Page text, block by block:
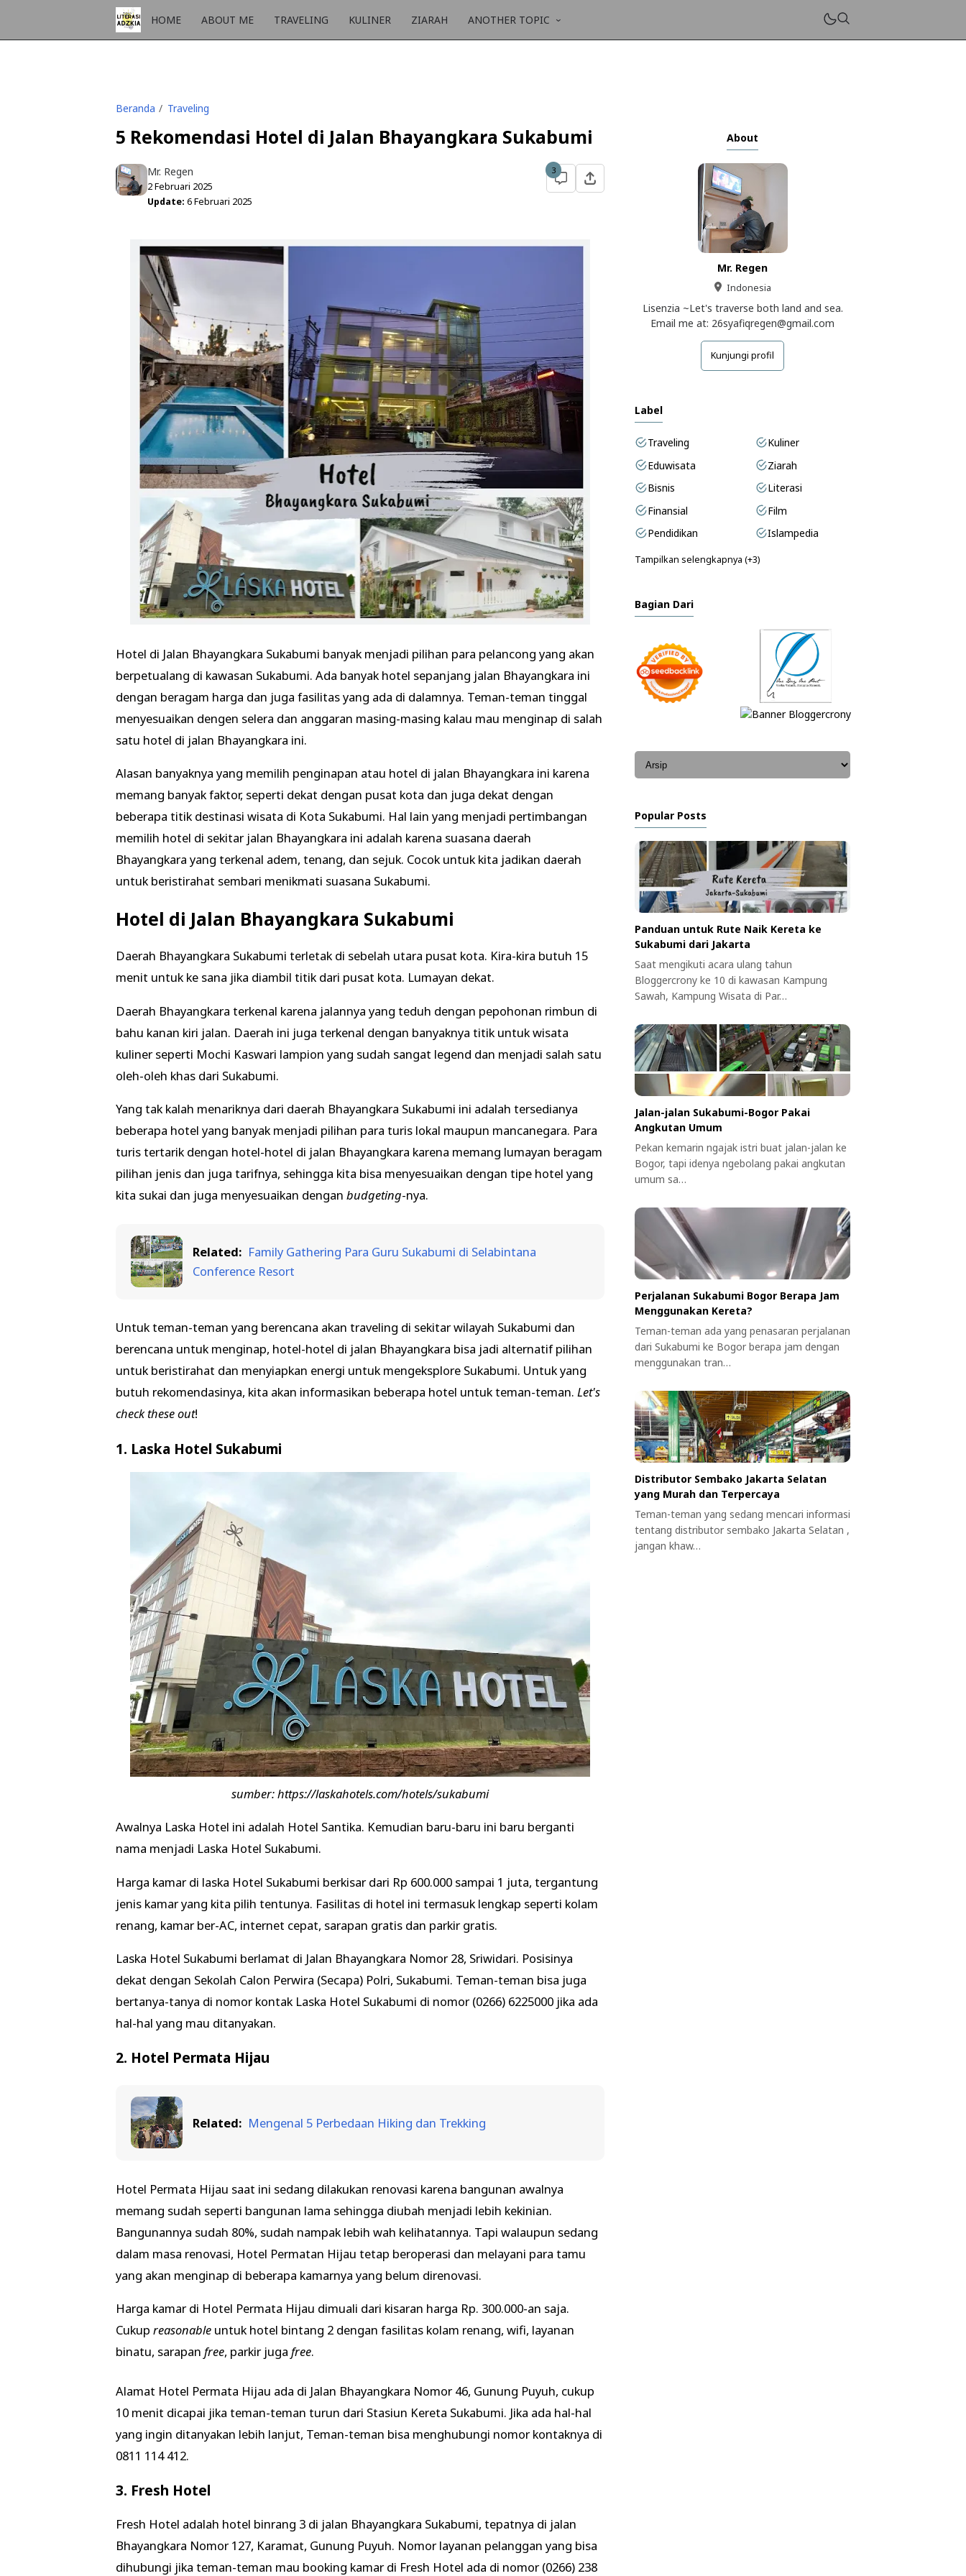
HOME ABOUT ME TRAVELING KULINER ZIARAH ANOTHER TOPIC
Beranda Traveling
5 Rekomendasi Hotel di Jalan Bhayangkara Sukabumi
Mr. Regen
2 Februari 2025
Update: 6 Februari 2025
3
Hotel di Jalan Bhayangkara Sukabumi banyak menjadi pilihan para pelancong yang akan
berpetualang di kawasan Sukabumi. Ada banyak hotel sepanjang jalan Bhayangkara ini
dengan beragam harga dan juga fasilitas yang ada di dalamnya. Teman-teman tinggal
menyesuaikan dengen selera dan anggaran masing-masing kalau mau menginap di salah
satu hotel di jalan Bhayangkara ini.
Alasan banyaknya yang memilih penginapan atau hotel di jalan Bhayangkara ini karena
memang banyak faktor, seperti dekat dengan pusat kota dan juga dekat dengan
beberapa titik destinasi wisata di Kota Sukabumi. Hal lain yang menjadi pertimbangan
memilih hotel di sekitar jalan Bhayangkara ini adalah karena suasana daerah
Bhayangkara yang terkenal adem, tenang, dan sejuk. Cocok untuk kita jadikan daerah
untuk beristirahat sembari menikmati suasana Sukabumi.
Hotel di Jalan Bhayangkara Sukabumi
Daerah Bhayangkara Sukabumi terletak di sebelah utara pusat kota. Kira-kira butuh 15
menit untuk ke sana jika diambil titik dari pusat kota. Lumayan dekat.
Daerah Bhayangkara terkenal karena jalannya yang teduh dengan pepohonan rimbun di
bahu kanan kiri jalan. Daerah ini juga terkenal dengan banyaknya titik untuk wisata
kuliner seperti Mochi Kaswari lampion yang sudah sangat legend dan menjadi salah satu
oleh-oleh khas dari Sukabumi.
Yang tak kalah menariknya dari daerah Bhayangkara Sukabumi ini adalah tersedianya
beberapa hotel yang banyak menjadi pilihan para turis lokal maupun mancanegara. Para
turis tertarik dengan hotel-hotel di jalan Bhayangkara karena memang lumayan beragam
pilihan jenis dan juga tarifnya, sehingga kita bisa menyesuaikan dengan tipe hotel yang
kita sukai dan juga menyesuaikan dengan budgeting-nya.
Related: Family Gathering Para Guru Sukabumi di Selabintana
Conference Resort
Untuk teman-teman yang berencana akan traveling di sekitar wilayah Sukabumi dan
berencana untuk menginap, hotel-hotel di jalan Bhayangkara bisa jadi alternatif pilihan
untuk beristirahat dan menyiapkan energi untuk mengeksplore Sukabumi. Untuk yang
butuh rekomendasinya, kita akan informasikan beberapa hotel untuk teman-teman. Let's
check these out!
1. Laska Hotel Sukabumi
sumber: https://laskahotels.com/hotels/sukabumi
Awalnya Laska Hotel ini adalah Hotel Santika. Kemudian baru-baru ini baru berganti
nama menjadi Laska Hotel Sukabumi.
Harga kamar di laska Hotel Sukabumi berkisar dari Rp 600.000 sampai 1 juta, tergantung
jenis kamar yang kita pilih tentunya. Fasilitas di hotel ini termasuk lengkap seperti kolam
renang, kamar ber-AC, internet cepat, sarapan gratis dan parkir gratis.
Laska Hotel Sukabumi berlamat di Jalan Bhayangkara Nomor 28, Sriwidari. Posisinya
dekat dengan Sekolah Calon Perwira (Secapa) Polri, Sukabumi. Teman-teman bisa juga
bertanya-tanya di nomor kontak Laska Hotel Sukabumi di nomor (0266) 6225000 jika ada
hal-hal yang mau ditanyakan.
2. Hotel Permata Hijau
Related: Mengenal 5 Perbedaan Hiking dan Trekking
Hotel Permata Hijau saat ini sedang dilakukan renovasi karena bangunan awalnya
memang sudah seperti bangunan lama sehingga diubah menjadi lebih kekinian.
Bangunannya sudah 80%, sudah nampak lebih wah kelihatannya. Tapi walaupun sedang
dalam masa renovasi, Hotel Permatan Hijau tetap beroperasi dan melayani para tamu
yang akan menginap di beberapa kamarnya yang belum direnovasi.
Harga kamar di Hotel Permata Hijau dimuali dari kisaran harga Rp. 300.000-an saja.
Cukup reasonable untuk hotel bintang 2 dengan fasilitas kolam renang, wifi, layanan
binatu, sarapan free, parkir juga free.
Alamat Hotel Permata Hijau ada di Jalan Bhayangkara Nomor 46, Gunung Puyuh, cukup
10 menit dicapai jika teman-teman turun dari Stasiun Kereta Sukabumi. Jika ada hal-hal
yang ingin ditanyakan lebih lanjut, Teman-teman bisa menghubungi nomor kontaknya di
0811 114 412.
3. Fresh Hotel
Fresh Hotel adalah hotel binrang 3 di jalan Bhayangkara Sukabumi, tepatnya di jalan
Bhayangkara Nomor 127, Karamat, Gunung Puyuh. Nomor layanan pelanggan yang bisa
dihubungi jika teman-teman mau booking kamar di Fresh Hotel ada di nomor (0266) 238
About
Mr. Regen
Indonesia
Lisenzia ~Let's traverse both land and sea.
Email me at: 26syafiqregen@gmail.com
Kunjungi profil
Label
Traveling
Kuliner
Eduwisata
Ziarah
Bisnis
Literasi
Finansial
Film
Pendidikan
Islampedia
Tampilkan selengkapnya (+3)
Bagian Dari
Popular Posts
Panduan untuk Rute Naik Kereta ke
Sukabumi dari Jakarta
Saat mengikuti acara ulang tahun
Bloggercrony ke 10 di kawasan Kampung
Sawah, Kampung Wisata di Par…
Jalan-jalan Sukabumi-Bogor Pakai
Angkutan Umum
Pekan kemarin ngajak istri buat jalan-jalan ke
Bogor, tapi idenya ngebolang pakai angkutan
umum sa…
Perjalanan Sukabumi Bogor Berapa Jam
Menggunakan Kereta?
Teman-teman ada yang penasaran perjalanan
dari Sukabumi ke Bogor berapa jam dengan
menggunakan tran…
Distributor Sembako Jakarta Selatan
yang Murah dan Terpercaya
Teman-teman yang sedang mencari informasi
tentang distributor sembako Jakarta Selatan ,
jangan khaw…